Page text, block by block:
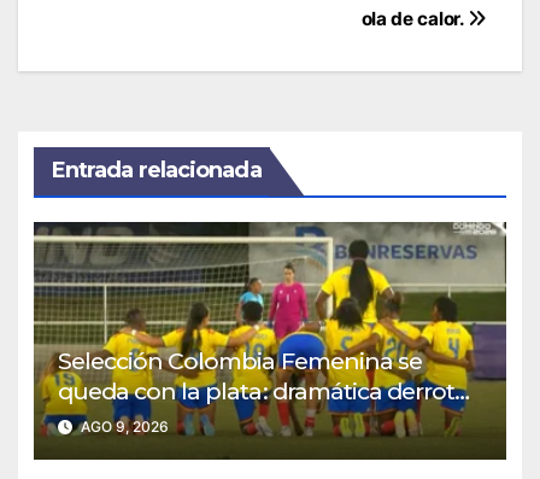
ola de calor.
Entrada relacionada
Selección Colombia Femenina se
queda con la plata: dramática derrota
ante México en los Juegos
Centroamericanos y del Caribe
AGO 9, 2026